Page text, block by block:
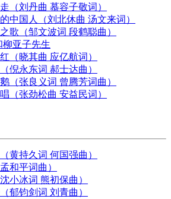
（刘丹曲 慕容子敬词）
中国人（刘北休曲 汤文来词）
歌（邹文波词 段鹤聪曲）
柳亚子先生
（晓其曲 应亿航词）
倪永东词 郝士达曲）
（张良义词 曾腾芳词曲）
（张劲松曲 安益民词）
黄持久词 何国强曲）
和平词曲）
小冰词 熊初保曲）
郁钧剑词 刘青曲）